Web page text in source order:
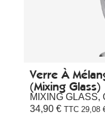
Verre À
(Mixing Glass)
MIXING GLASS,
34,90 € TTC 29,08